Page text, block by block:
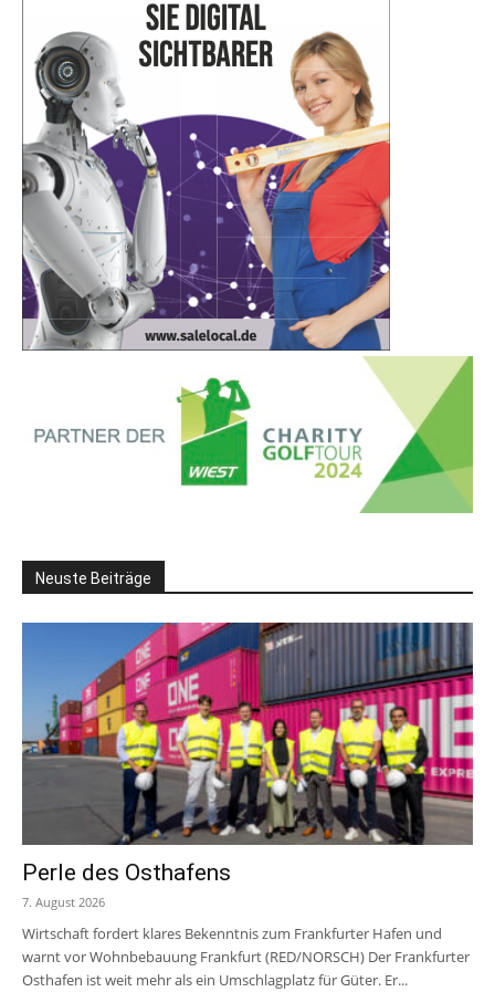
Neuste Beiträge
Perle des Osthafens
7. August 2026
Wirtschaft fordert klares Bekenntnis zum Frankfurter Hafen und
warnt vor Wohnbebauung Frankfurt (RED/NORSCH) Der Frankfurter
Osthafen ist weit mehr als ein Umschlagplatz für Güter. Er...